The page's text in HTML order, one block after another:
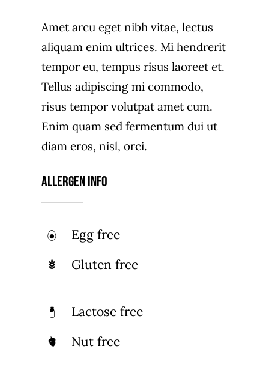
Amet arcu eget nibh vitae, lectus
aliquam enim ultrices. Mi hendrerit
tempor eu, tempus risus laoreet et.
Tellus adipiscing mi commodo,
risus tempor volutpat amet cum.
Enim quam sed fermentum dui ut
diam eros, nisl, orci.
Allergen Info
Egg free
Gluten free
Lactose free
Nut free